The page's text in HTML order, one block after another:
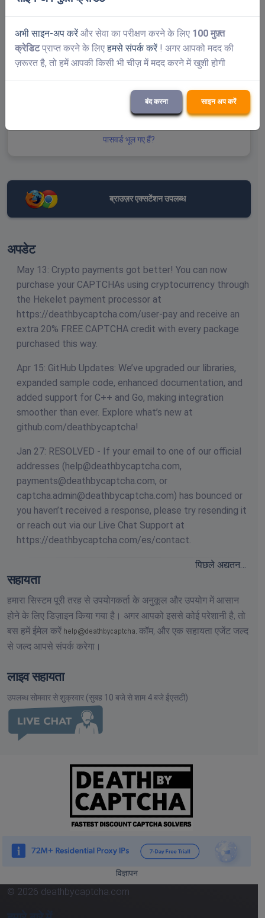
पासवर्ड भूल गए हैं?
ब्राउज़र एक्सटेंशन उपलब्ध
अपडेट
May 13: Crypto payments got better! You can now
purchase your CAPTCHAs using cryptocurrency through
the Hekelet payment processor at
https://deathbycaptcha.com/user-pay and receive an
extra 20% FREE CAPTCHA credit with every package
purchased this way.
Apr 15: GitHub Updates: We’ve upgraded our libraries,
expanded sample code, enhanced documentation, and
added support for C++ and Go, making integration
smoother than ever. Explore what’s new at
github.com/deathbycaptcha!
Jan 27: RESOLVED - If your email to one of our official
addresses (help@deathbycaptcha.com,
payments@deathbycaptcha.com, or
captcha.admin@deathbycaptcha.com) has bounced or
you haven’t received a response, please try resending it
or reach out via our Live Chat Support at
https://deathbycaptcha.com/es/contact.
पिछले अद्यतन…
सहायता
हमारा सिस्टम पूरी तरह से उपयोगकर्ता के अनुकूल और उपयोग में आसान
होने के लिए डिज़ाइन किया गया है। अगर आपको इससे कोई परेशानी है, तो
बस हमें ईमेल करें
कॉम, और एक सहायता एजेंट जल्द
से जल्द आपसे संपर्क करेगा।
लाइव सहायता
उपलब्ध सोमवार से शुक्रवार (सुबह 10 बजे से शाम 4 बजे ईएसटी)
विज्ञापन
© 2026 deathbycaptcha.com
अभी साइन-अप करें और सेवा का परीक्षण करने के लिए 100 मुफ़्त
क्रेडिटप्राप्त करने के लिएहमसे संपर्क करें ! अगर आपको मदद की
ज़रूरत है, तो हमें आपकी किसी भी चीज़ में मदद करने में खुशी होगी
बंद करना साइन अप करें